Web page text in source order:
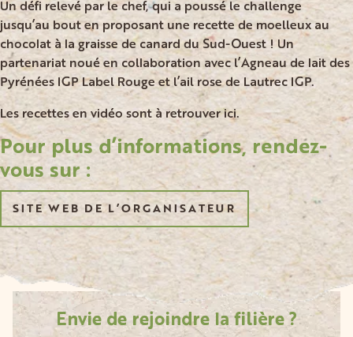
Un défi relevé par le chef, qui a poussé le challenge
jusqu’au bout en proposant une recette de moelleux au
chocolat à la graisse de canard du Sud-Ouest ! Un
partenariat noué en collaboration avec l’Agneau de lait des
Pyrénées IGP Label Rouge et l’ail rose de Lautrec IGP.
Les recettes en vidéo sont à retrouverici.
Pour plus d’informations, rendez-
vous sur :
SITE WEB DE L’ORGANISATEUR
Envie de rejoindre la filière ?